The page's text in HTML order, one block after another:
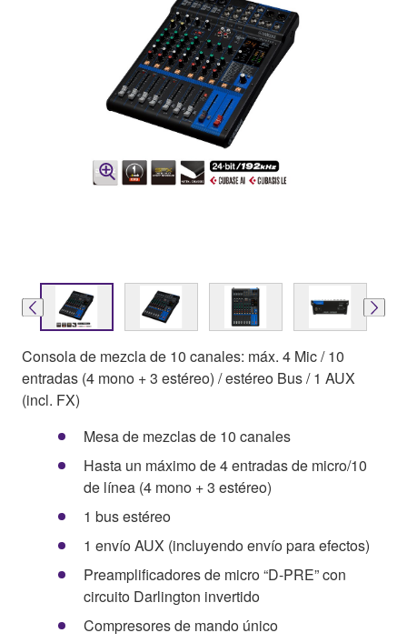
Consola de mezcla de 10 canales: máx. 4 Mic / 10
entradas (4 mono + 3 estéreo) / estéreo Bus / 1 AUX
(incl. FX)
Mesa de mezclas de 10 canales
Hasta un máximo de 4 entradas de micro/10
de línea (4 mono + 3 estéreo)
1 bus estéreo
1 envío AUX (incluyendo envío para efectos)
Preamplificadores de micro “D-PRE” con
circuito Darlington invertido
Compresores de mando único